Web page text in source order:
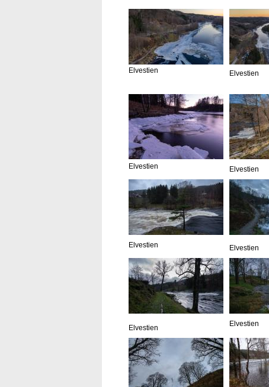
Elvestien Elvestien
Elvestien Elvestien
Elvestien Elvestien
Elvestien Elvestien